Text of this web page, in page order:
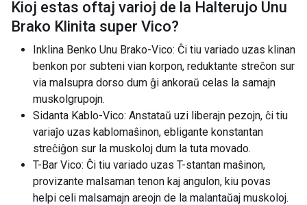
Kioj estas oftaj varioj de la Halterujo Unu
Brako Klinita super Vico?
Inklina Benko Unu Brako-Vico: Ĉi tiu variado uzas klinan
benkon por subteni vian korpon, reduktante streĉon sur
via malsupra dorso dum ĝi ankoraŭ celas la samajn
muskolgrupojn.
Sidanta Kablo-Vico: Anstataŭ uzi liberajn pezojn, ĉi tiu
variaĵo uzas kablomaŝinon, ebligante konstantan
streĉiĝon sur la muskoloj dum la tuta movado.
T-Bar Vico: Ĉi tiu variado uzas T-stantan maŝinon,
provizante malsaman tenon kaj angulon, kiu povas
helpi celi malsamajn areojn de la malantaŭaj muskoloj.